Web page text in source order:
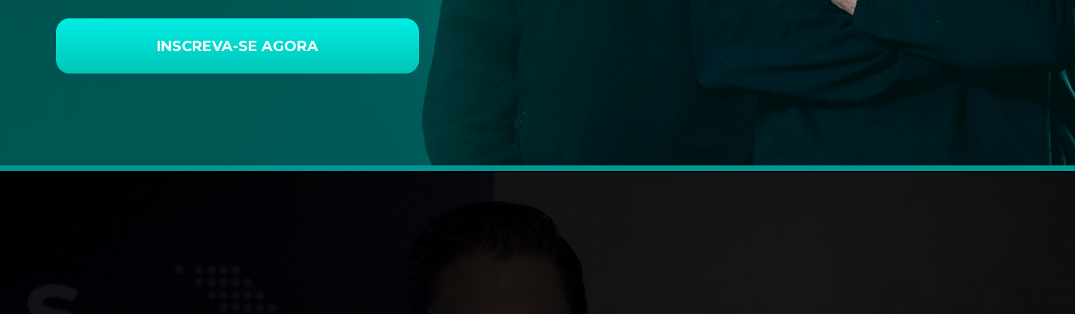
INSCREVA-SE AGORA